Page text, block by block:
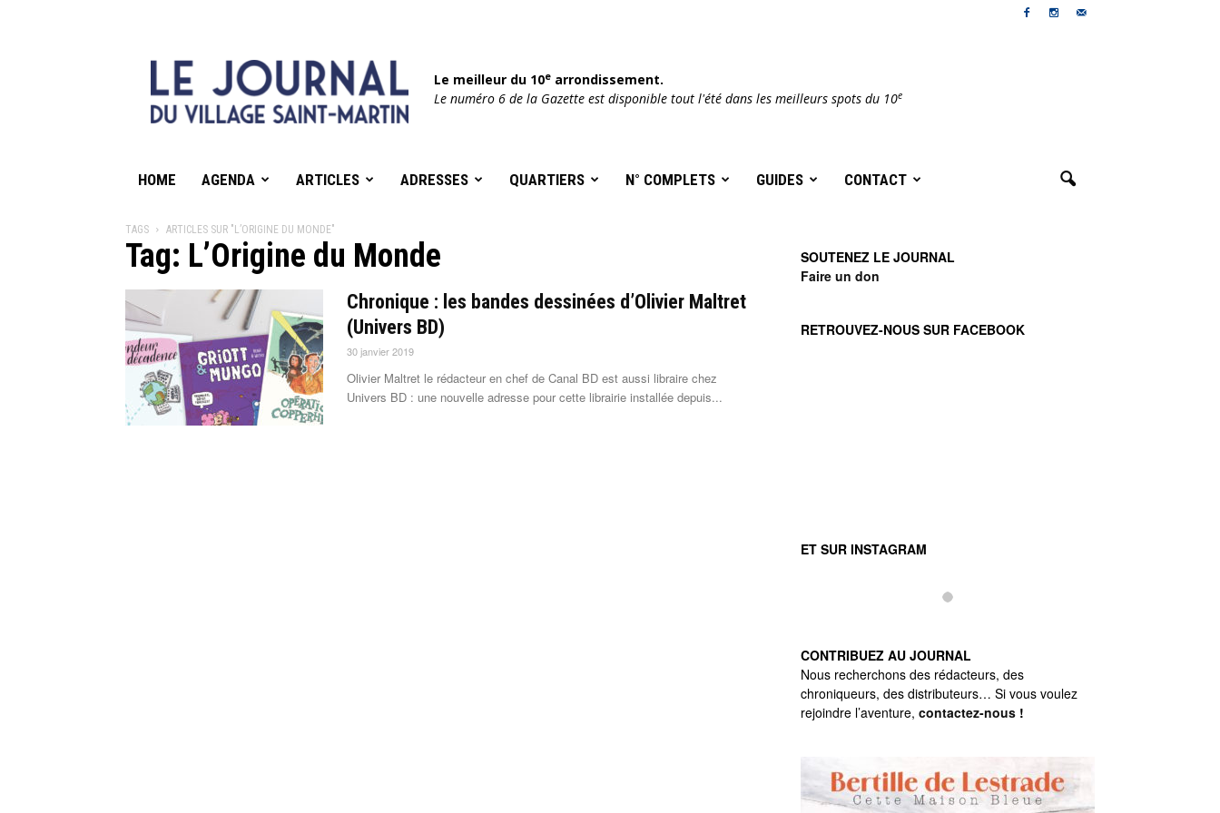
Le meilleur du 10e arrondissement.
Le numéro 6 de la Gazette est disponible tout l'été dans les meilleurs spots du 10e
HOME AGENDA ARTICLES ADRESSES QUARTIERS N° COMPLETS GUIDES CONTACT
TAGS ARTICLES SUR "L’ORIGINE DU MONDE"
Tag: L’Origine du Monde
Chronique : les bandes dessinées d’Olivier Maltret
(Univers BD)
30 janvier 2019
Olivier Maltret le rédacteur en chef de Canal BD est aussi libraire chez
Univers BD : une nouvelle adresse pour cette librairie installée depuis...
SOUTENEZ LE JOURNAL
Faire un don
RETROUVEZ-NOUS SUR FACEBOOK
ET SUR INSTAGRAM
CONTRIBUEZ AU JOURNAL
Nous recherchons des rédacteurs, des
chroniqueurs, des distributeurs… Si vous voulez
rejoindre l’aventure, contactez-nous !